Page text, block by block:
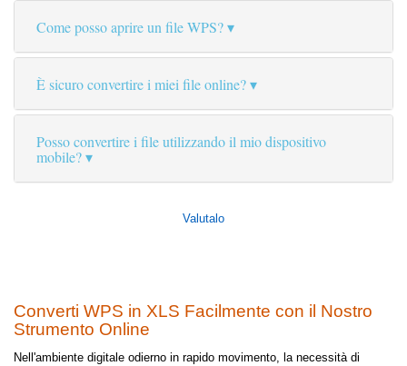
Come posso aprire un file WPS?
È sicuro convertire i miei file online?
Posso convertire i file utilizzando il mio dispositivo
mobile?
Valutalo
Converti WPS in XLS Facilmente con il Nostro
Strumento Online
Nell'ambiente digitale odierno in rapido movimento, la necessità di